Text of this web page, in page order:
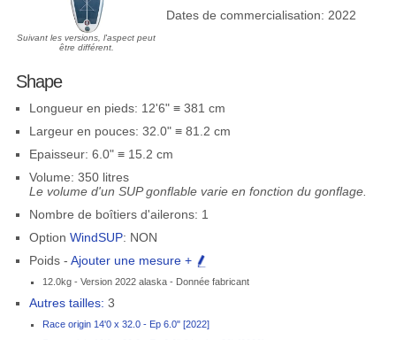
Suivant les versions, l'aspect peut
être différent.
Dates de commercialisation: 2022
Shape
Longueur en pieds: 12'6" ≡ 381 cm
Largeur en pouces: 32.0" ≡ 81.2 cm
Epaisseur: 6.0" ≡ 15.2 cm
Volume: 350 litres
Le volume d'un SUP gonflable varie en fonction du gonflage.
Nombre de boîtiers d'ailerons: 1
Option WindSUP: NON
Poids - Ajouter une mesure +
12.0kg - Version 2022 alaska - Donnée fabricant
Autres tailles: 3
Race origin 14'0 x 32.0 - Ep 6.0" [2022]